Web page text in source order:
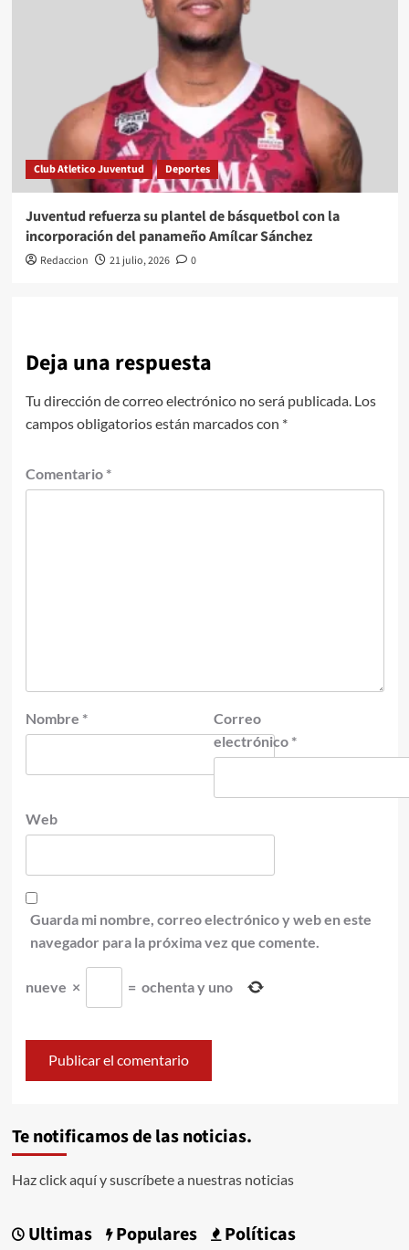
Club Atletico Juventud Deportes
Juventud refuerza su plantel de básquetbol con la
incorporación del panameño Amílcar Sánchez
Redaccion 21 julio, 2026 0
Deja una respuesta
Tu dirección de correo electrónico no será publicada. Los
campos obligatorios están marcados con *
Comentario *
Nombre *
Correo
electrónico *
Web
Guarda mi nombre, correo electrónico y web en este
navegador para la próxima vez que comente.
nueve × = ochenta y uno
Te notificamos de las noticias.
Haz click aquí y suscríbete a nuestras noticias
Ultimas Populares Políticas